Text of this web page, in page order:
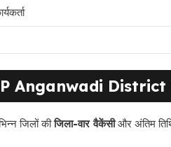
Anganwadi District
जिलों कीजिला-वार वैकेंसीऔर अंतिम